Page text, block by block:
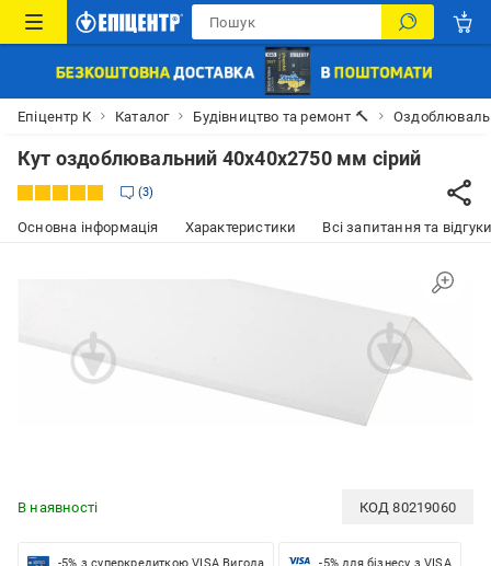
Епіцентр К Каталог Будівництво та ремонт 🔨
Кут оздоблювальний 40x40x2750 мм сірий
3
Основна інформація Характеристики Всі запитання та
В наявності КОД80219060
-5% з суперкредиткою VISA Вигода -5% для бізнесу з VISA